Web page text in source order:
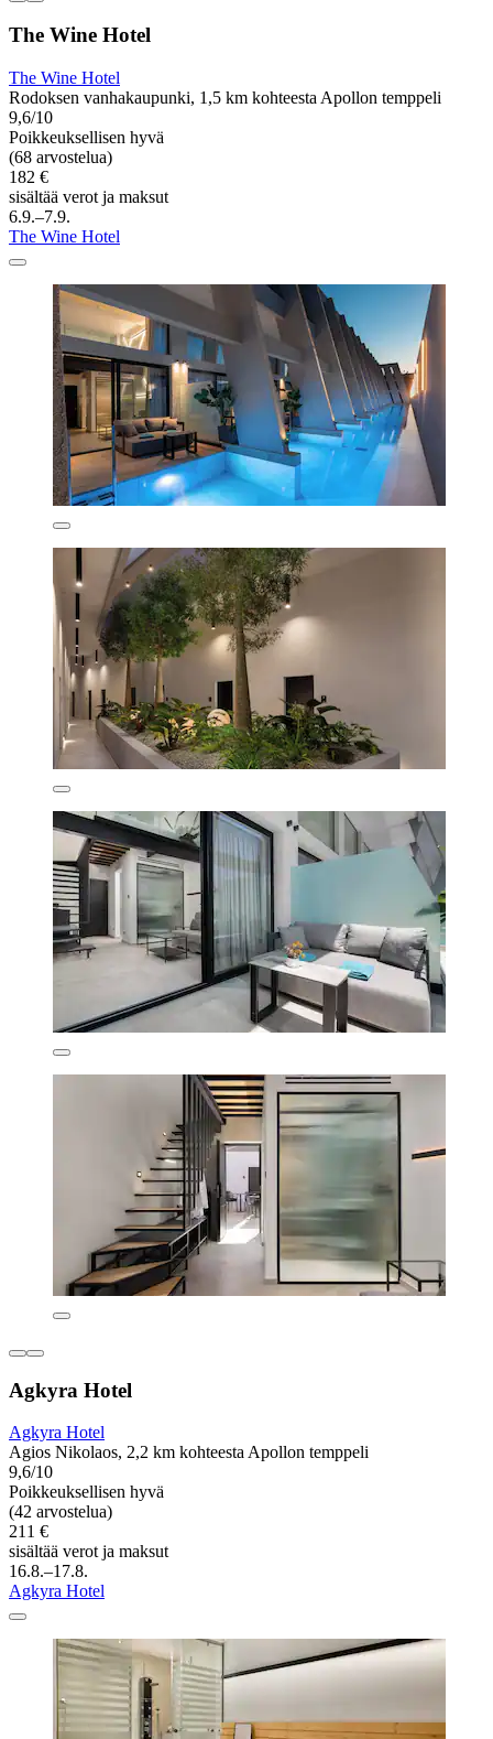
The Wine Hotel
The Wine Hotel
Rodoksen vanhakaupunki, 1,5 km kohteesta Apollon temppeli
9,6/10
Poikkeuksellisen hyvä
(68 arvostelua)
182 €
sisältää verot ja maksut
6.9.–7.9.
The Wine Hotel
Agkyra Hotel
Agkyra Hotel
Agios Nikolaos, 2,2 km kohteesta Apollon temppeli
9,6/10
Poikkeuksellisen hyvä
(42 arvostelua)
211 €
sisältää verot ja maksut
16.8.–17.8.
Agkyra Hotel